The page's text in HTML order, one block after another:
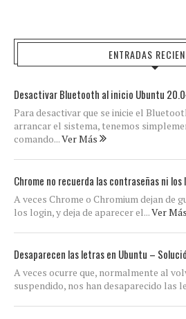
ENTRADAS
Desactivar Bluetooth al inicio Ubuntu
Para desactivar que se inicie el
arrancar el sistema, tenemos
comando...Ver Más
Chrome no recuerda las contraseñas ni los
A veces Chrome o Chromium dejan de
los login, y deja de aparecer el...Ver Más
Desaparecen las letras en Ubuntu –
A veces ocurre que, normalmente al
suspendido, nos han desaparecido las